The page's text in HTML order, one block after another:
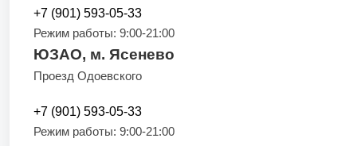
+7 (901) 593-05-33
Режим работы: 9:00-21:00
ЮЗАО, м. Ясенево
Проезд Одоевского
+7 (901) 593-05-33
Режим работы: 9:00-21:00